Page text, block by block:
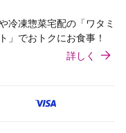
冷凍惣菜宅配の「ワタミ
」でおトクにお食事！
詳しく